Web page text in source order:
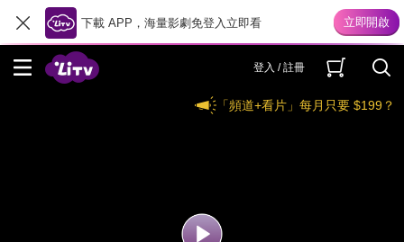
下載 APP，海量影劇免登入立即看
登入 / 註冊
「頻道+看片」每月只要 $199？